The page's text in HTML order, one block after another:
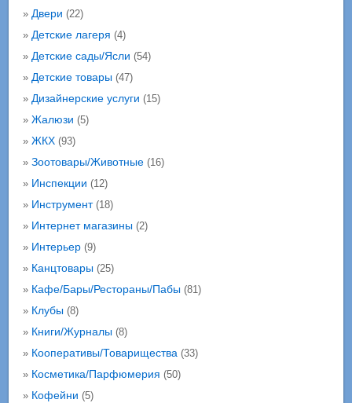
» Двери (22)
» Детские лагеря (4)
» Детские сады/Ясли (54)
» Детские товары(47)
» Дизайнерские услуги (15)
» Жалюзи (5)
» ЖКХ(93)
» Зоотовары/Животные(16)
» Инспекции (12)
» Инструмент(18)
» Интернет магазины(2)
» Интерьер(9)
» Канцтовары(25)
» Кафе/Бары/Рестораны/Пабы(81)
» Клубы(8)
» Книги/Журналы(8)
» Кооперативы/Товарищества(33)
» Косметика/Парфюмерия (50)
» Кофейни (5)